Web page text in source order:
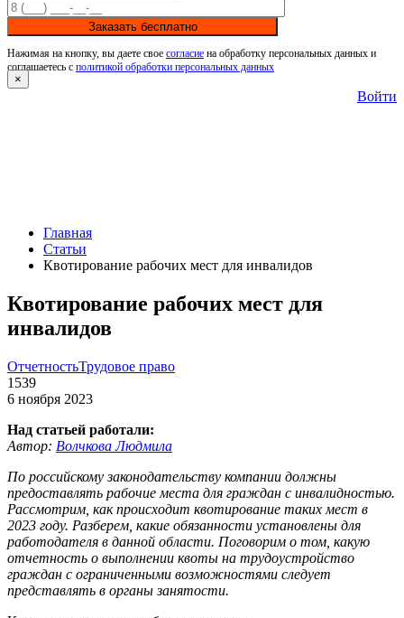
Заказать бесплатно
Нажимая на кнопку, вы даете свое согласие на обработку персональных данных и
соглашаетесь с политикой обработки персональных данных
×
Войти
Главная
Статьи
Квотирование рабочих мест для инвалидов
Квотирование рабочих мест для
инвалидов
ОтчетностьТрудовое право
1539
6 ноября 2023
Над статьей работали:
Автор: Волчкова Людмила
По российскому законодательству компании должны
предоставлять рабочие места для граждан с инвалидностью.
Рассмотрим, как происходит квотирование таких мест в
2023 году. Разберем, какие обязанности установлены для
работодателя в данной области. Поговорим о том, какую
отчетность о выполнении квоты на трудоустройство
граждан с ограниченными возможностями следует
представлять в органы занятости.